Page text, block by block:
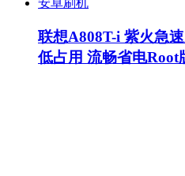
安卓刷机
联想A808T-i 紫火急
低占用 流畅省电Root